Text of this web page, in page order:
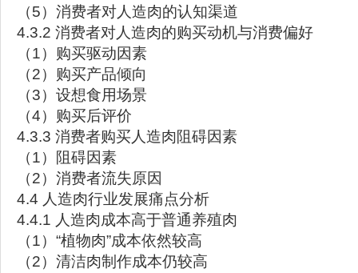
（5）消费者对人造肉的认知渠道
4.3.2 消费者对人造肉的购买动机与消费偏好
（1）购买驱动因素
（2）购买产品倾向
（3）设想食用场景
（4）购买后评价
4.3.3 消费者购买人造肉阻碍因素
（1）阻碍因素
（2）消费者流失原因
4.4 人造肉行业发展痛点分析
4.4.1 人造肉成本高于普通养殖肉
（1）“植物肉”成本依然较高
（2）清洁肉制作成本仍较高